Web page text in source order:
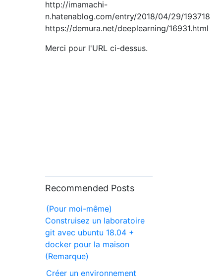
http://imamachi-
n.hatenablog.com/entry/2018/04/29/193718
https://demura.net/deeplearning/16931.html
Merci pour l'URL ci-dessus.
Recommended Posts
(Pour moi-même)
Construisez un laboratoire
git avec ubuntu 18.04 +
docker pour la maison
(Remarque)
Créer un environnement